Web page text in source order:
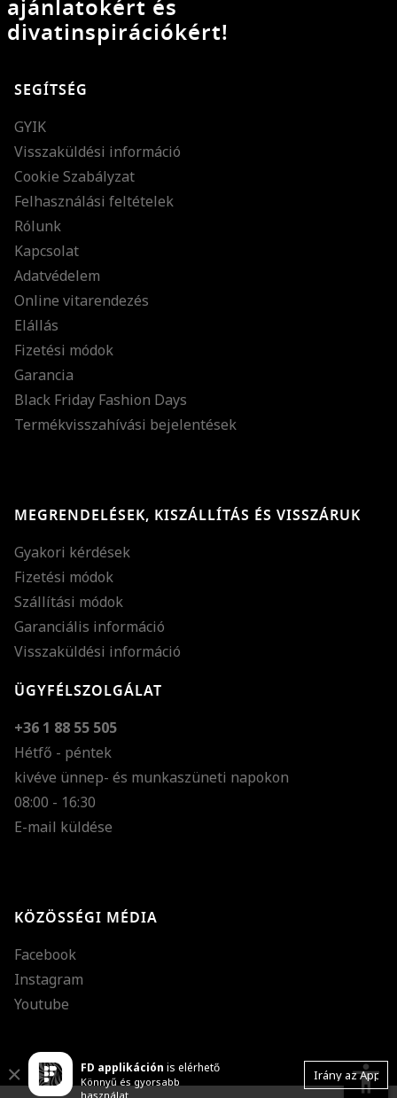
ajánlatokért és
divatinspirációkért!
SEGÍTSÉG
GYIK
Visszaküldési információ
Cookie Szabályzat
Felhasználási feltételek
Rólunk
Kapcsolat
Adatvédelem
Online vitarendezés
Elállás
Fizetési módok
Garancia
Black Friday Fashion Days
Termékvisszahívási bejelentések
MEGRENDELÉSEK, KISZÁLLÍTÁS ÉS VISSZÁRUK
Gyakori kérdések
Fizetési módok
Szállítási módok
Garanciális információ
Visszaküldési információ
ÜGYFÉLSZOLGÁLAT
+36 1 88 55 505
Hétfő - péntek
kivéve ünnep- és munkaszüneti napokon
08:00 - 16:30
E-mail küldése
KÖZÖSSÉGI MÉDIA
Facebook
Instagram
Youtube
FD applikáción is elérhető
Könnyű és gyorsabb
használat
Irány az App
Close accessibility
Nagy kurzor